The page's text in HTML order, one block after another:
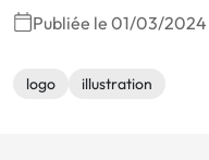
Publiée le 01/03/2024
logo illustration